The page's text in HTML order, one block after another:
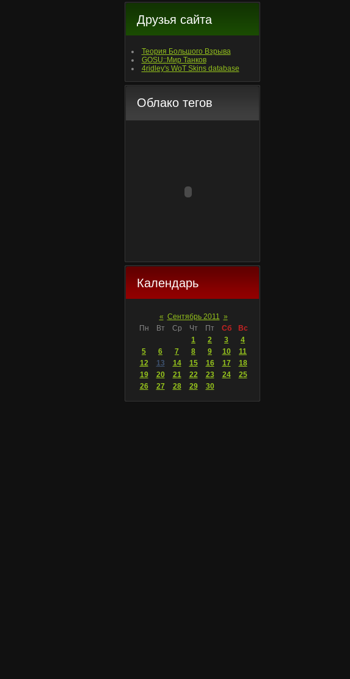
Друзья сайта
Теория Большого Взрыва
GOSU::Мир Танков
4ridley's WoT Skins database
Облако тегов
Календарь
« Сентябрь 2011 »
Пн
Вт Ср Чт Пт Сб
Вс
1
2 3
4
5
6 7 8 9 10
11
12
13 14 15 16 17
18
19
20 21 22 23 24
25
26
27 28 29 30